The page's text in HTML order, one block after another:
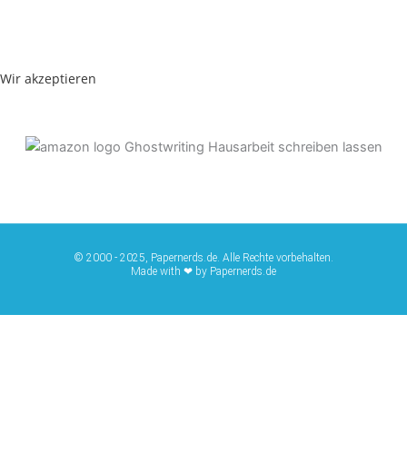
Wir akzeptieren
© 2000 - 2025, Papernerds.de. Alle Rechte vorbehalten.
Made with ❤ by Papernerds.de